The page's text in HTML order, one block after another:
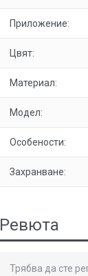
Приложение:
Цвят:
Материал:
Модел:
Особености:
Захранване:
Ревюта
Трябва да сте